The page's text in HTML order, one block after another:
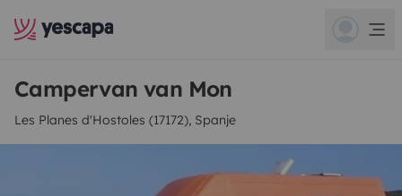
Campervan van Mon
Les Planes d'Hostoles (17172), Spanje